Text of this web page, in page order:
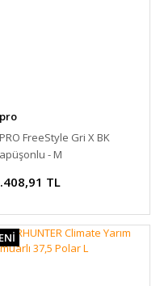
FreeStyle Gri X BK
- M
TL